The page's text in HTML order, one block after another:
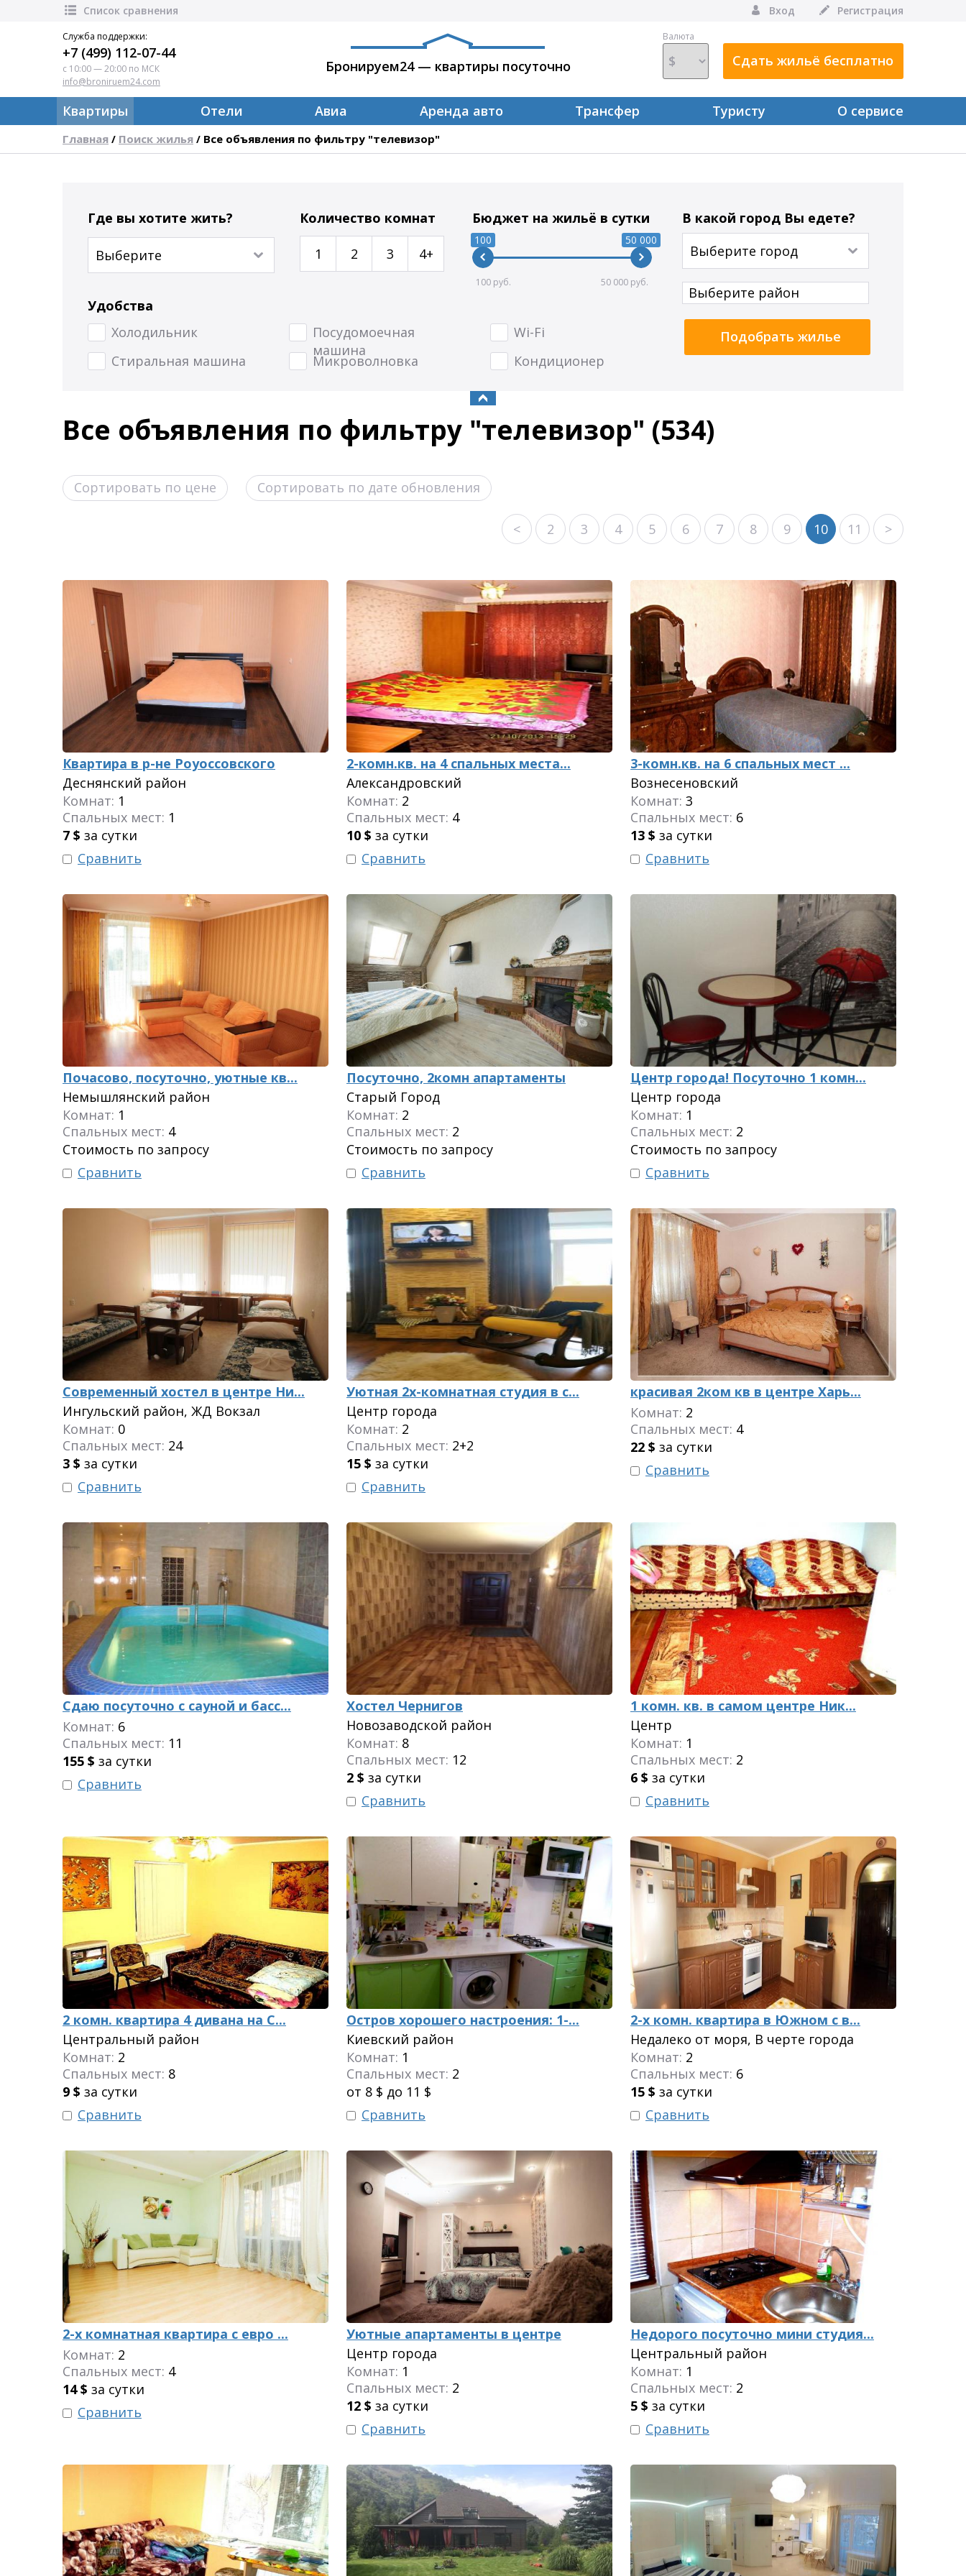
Список сравнения Вход Регистрация
Служба поддержки:
+7 (499) 112-07-44
с 10:00 — 20:00 по МСК
info@broniruem24.com
Бронируем24 — квартиры посуточно
Валюта
Сдать жильё бесплатно
Квартиры Отели Авиа Аренда авто Трансфер Туристу О сервисе
Главная / Поиск жилья / Все объявления по фильтру "телевизор"
Где вы хотите жить?
В какой город Вы едете?
Выберите город
Выберите район
Количество комнат
1 2 3 4+
Удобства
Холодильник
Стиральная машина
Посудомоечная
машина
Микроволновка
Wi-Fi
Кондиционер
Бюджет на жильё в сутки
100 50 000
100 50 000
Подобрать жилье
Все объявления по фильтру "телевизор" (534)
Сортировать по цене Сортировать по дате обновления
< 2 3 4 5 6 7 8 9 10 11 >
Квартира в р-не Роуоссовского
Деснянский район
Комнат: 1
Спальных мест: 1
7 $ за сутки
Сравнить
2-комн.кв. на 4 спальных места...
Александровский
Комнат: 2
Спальных мест: 4
10 $ за сутки
Сравнить
3-комн.кв. на 6 спальных мест ...
Вознесеновский
Комнат: 3
Спальных мест: 6
13 $ за сутки
Сравнить
Почасово, посуточно, уютные кв...
Немышлянский район
Комнат: 1
Спальных мест: 4
Стоимость по запросу
Сравнить
Посуточно, 2комн апартаменты
Старый Город
Комнат: 2
Спальных мест: 2
Стоимость по запросу
Сравнить
Центр города! Посуточно 1 комн...
Центр города
Комнат: 1
Спальных мест: 2
Стоимость по запросу
Сравнить
Современный хостел в центре Ни...
Ингульский район, ЖД Вокзал
Комнат: 0
Спальных мест: 24
3 $ за сутки
Сравнить
Уютная 2х-комнатная cтудия в с...
Центр города
Комнат: 2
Спальных мест: 2+2
15 $ за сутки
Сравнить
красивая 2ком кв в центре Харь...
Комнат: 2
Спальных мест: 4
22 $ за сутки
Сравнить
Сдаю посуточно с сауной и басс...
Комнат: 6
Спальных мест: 11
155 $ за сутки
Сравнить
Хостел Чернигов
Новозаводской район
Комнат: 8
Спальных мест: 12
2 $ за сутки
Сравнить
1 комн. кв. в самом центре Ник...
Центр
Комнат: 1
Спальных мест: 2
6 $ за сутки
Сравнить
2 комн. квартира 4 дивана на С...
Центральный район
Комнат: 2
Спальных мест: 8
9 $ за сутки
Сравнить
Остров хорошего настроения: 1-...
Киевский район
Комнат: 1
Спальных мест: 2
от 8 $ до 11 $
Сравнить
2-х комн. квартира в Южном с в...
Недалеко от моря, В черте города
Комнат: 2
Спальных мест: 6
15 $ за сутки
Сравнить
2-х комнатная квартира с евро ...
Комнат: 2
Спальных мест: 4
14 $ за сутки
Сравнить
Уютные апартаменты в центре
Центр города
Комнат: 1
Спальных мест: 2
12 $ за сутки
Сравнить
Недорого посуточно мини студия...
Центральный район
Комнат: 1
Спальных мест: 2
5 $ за сутки
Сравнить